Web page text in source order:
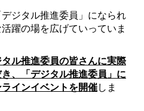
ジタル推進委員」になられ
躍の場を広げていっていま
ル推進委員の皆さんに実際
、「デジタル推進委員」に
インイベントを開催しま